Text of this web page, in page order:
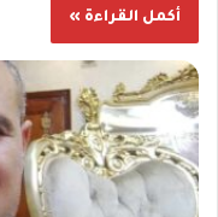
أكمل القراءة »